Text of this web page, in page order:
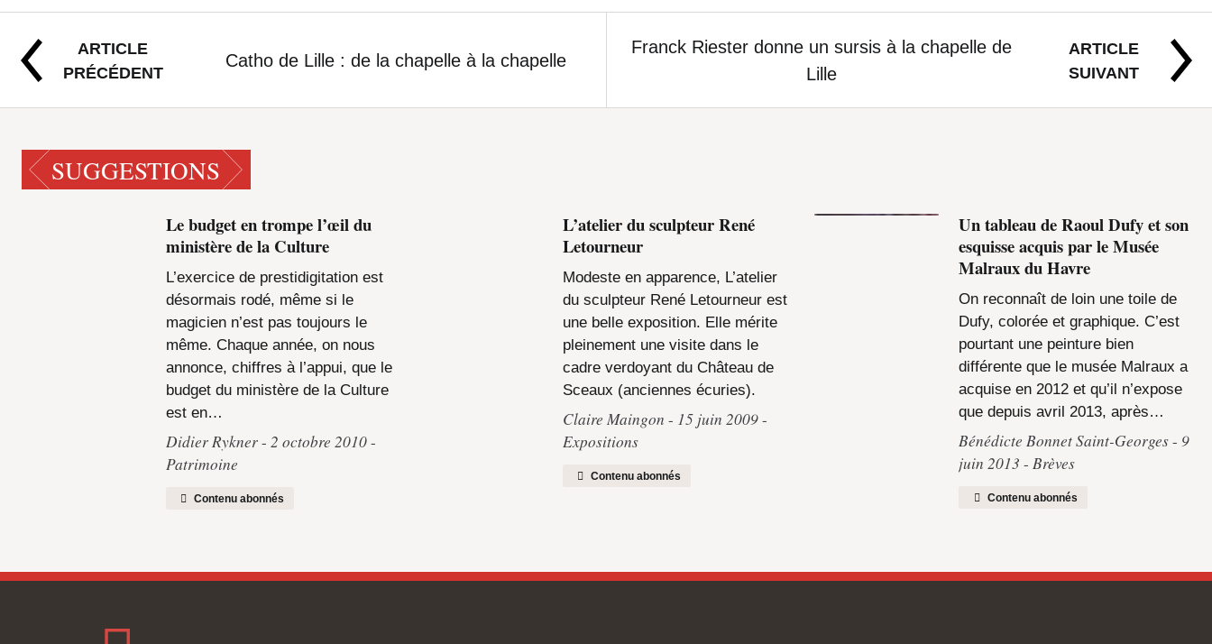
ARTICLE
PRÉCÉDENT
Catho de Lille : de la chapelle à la chapelle
ARTICLE
SUIVANT
Franck Riester donne un sursis à la chapelle de
Lille
SUGGESTIONS
Le budget en trompe l’œil du
ministère de la Culture
L’exercice de prestidigitation est
désormais rodé, même si le
magicien n’est pas toujours le
même. Chaque année, on nous
annonce, chiffres à l’appui, que le
budget du ministère de la Culture
est en…
Didier Rykner 2 octobre 2010
Patrimoine
Contenu abonnés
L’atelier du sculpteur René
Letourneur
Modeste en apparence, L’atelier
du sculpteur René Letourneur est
une belle exposition. Elle mérite
pleinement une visite dans le
cadre verdoyant du Château de
Sceaux (anciennes écuries).
Claire Maingon
15 juin 2009
Expositions
Contenu abonnés
Un tableau de Raoul Dufy et son
esquisse acquis par le Musée
Malraux du Havre
On reconnaît de loin une toile de
Dufy, colorée et graphique. C’est
pourtant une peinture bien
différente que le musée Malraux a
acquise en 2012 et qu’il n’expose
que depuis avril 2013, après…
Bénédicte Bonnet Saint-Georges 9
juin 2013
Brèves
Contenu abonnés